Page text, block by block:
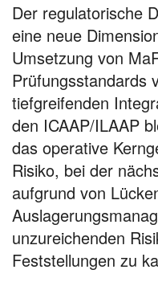
Der regulatorische
eine neue
Umsetzung von
Prüfungsstandards
tiefgreifenden
den ICAAP/ILAAP
das operative
Risiko, bei der
aufgrund von
unzureichenden
Feststellungen zu